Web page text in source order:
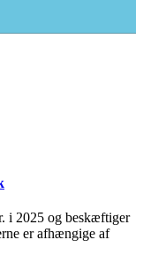
i 2025 og beskæftiger
er afhængige af